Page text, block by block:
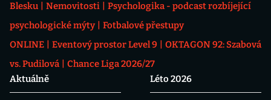
Blesku
Nemovitosti
Psychologika - podcast rozbíjející
psychologické mýty
Fotbalové přestupy
ONLINE
Eventový prostor Level 9
OKTAGON 92: Szabová
vs. Pudilová
Chance Liga 2026/27
Aktuálně
Léto 2026